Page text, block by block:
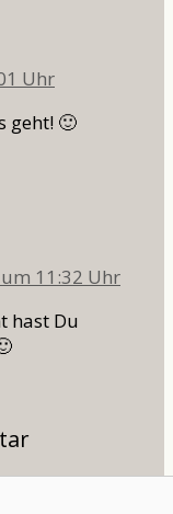
Uhr
geht! 🙂
11:32 Uhr
hast Du